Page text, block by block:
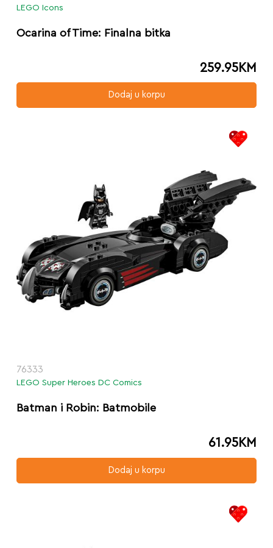
LEGO Icons
Ocarina of Time: Finalna bitka
259.95KM
Dodaj u korpu
76333
LEGO Super Heroes DC Comics
Batman i Robin: Batmobile
61.95KM
Dodaj u korpu